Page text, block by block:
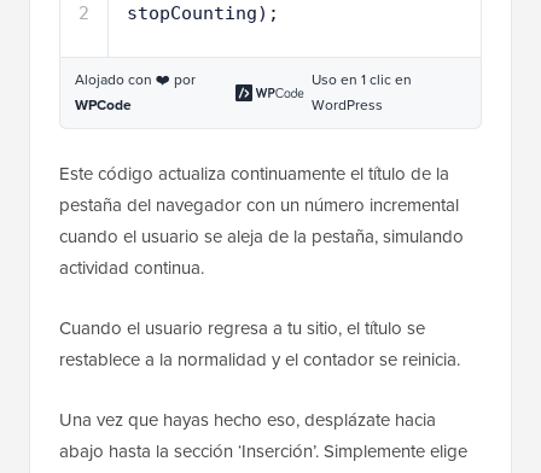
2
stopCounting);
Alojado con ❤️ por
WPCode
Uso en 1 clic en
WordPress
Este código actualiza continuamente el título de la
pestaña del navegador con un número incremental
cuando el usuario se aleja de la pestaña, simulando
actividad continua.
Cuando el usuario regresa a tu sitio, el título se
restablece a la normalidad y el contador se reinicia.
Una vez que hayas hecho eso, desplázate hacia
abajo hasta la sección ‘Inserción’. Simplemente elige